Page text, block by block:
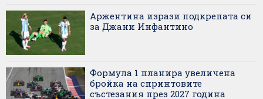
Аржентина изрази подкрепата си
за Джани Инфантино
Формула 1 планира увеличена
бройка на спринтовите
състезания през 2027 година